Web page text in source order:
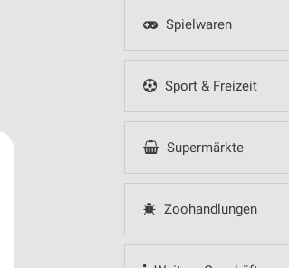
Spielwaren
Sport & Freizeit
Supermärkte
Zoohandlungen